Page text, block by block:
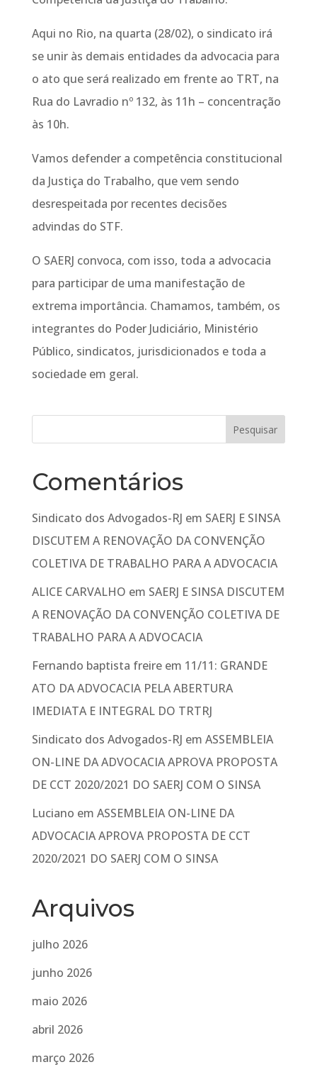
Aqui no Rio, na quarta (28/02), o sindicato irá
se unir às demais entidades da advocacia para
o ato que será realizado em frente ao TRT, na
Rua do Lavradio nº 132, às 11h – concentração
às 10h.
Vamos defender a competência constitucional
da Justiça do Trabalho, que vem sendo
desrespeitada por recentes decisões
advindas do STF.
O SAERJ convoca, com isso, toda a advocacia
para participar de uma manifestação de
extrema importância. Chamamos, também, os
integrantes do Poder Judiciário, Ministério
Público, sindicatos, jurisdicionados e toda a
sociedade em geral.
Comentários
Sindicato dos Advogados-RJ em SAERJ E SINSA
DISCUTEM A RENOVAÇÃO DA CONVENÇÃO
COLETIVA DE TRABALHO PARA A ADVOCACIA
ALICE CARVALHO em SAERJ E SINSA DISCUTEM
A RENOVAÇÃO DA CONVENÇÃO COLETIVA DE
TRABALHO PARA A ADVOCACIA
Fernando baptista freireem 11/11: GRANDE
ATO DA ADVOCACIA PELA ABERTURA
IMEDIATA E INTEGRAL DO TRTRJ
Sindicato dos Advogados-RJ em ASSEMBLEIA
ON-LINE DA ADVOCACIA APROVA PROPOSTA
DE CCT 2020/2021 DO SAERJ COM O SINSA
Luciano em ASSEMBLEIA ON-LINE DA
ADVOCACIA APROVA PROPOSTA DE CCT
2020/2021 DO SAERJ COM O SINSA
Arquivos
julho 2026
junho 2026
maio 2026
abril 2026
março 2026